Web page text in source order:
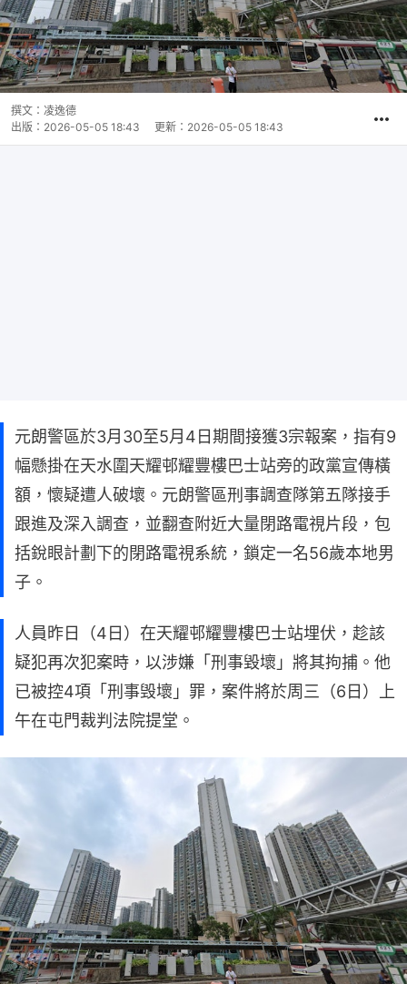
撰文： 凌逸德
出版： 2026-05-05 18:43 更新： 2026-05-05 18:43
元朗警區於3月30至5月4日期間接獲3宗報案，指有9
幅懸掛在天水圍天耀邨耀豐樓巴士站旁的政黨宣傳橫
額，懷疑遭人破壞。元朗警區刑事調查隊第五隊接手
跟進及深入調查，並翻查附近大量閉路電視片段，包
括銳眼計劃下的閉路電視系統，鎖定一名56歲本地男
子。
人員昨日（4日）在天耀邨耀豐樓巴士站埋伏，趁該
疑犯再次犯案時，以涉嫌「刑事毀壞」將其拘捕。他
已被控4項「刑事毁壞」罪，案件將於周三（6日）上
午在屯門裁判法院提堂。